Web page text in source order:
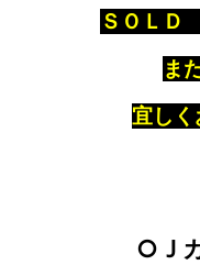
ＳＯＬＤ
ま
宜しく
○Ｊ